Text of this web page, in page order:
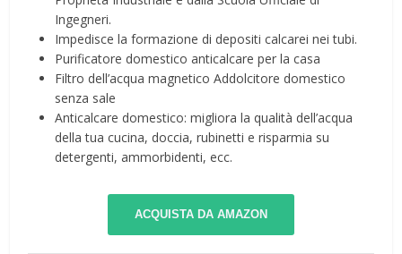
Ingegneri.
Impedisce la formazione di depositi calcarei nei tubi.
Purificatore domestico anticalcare per la casa
Filtro dell’acqua magnetico Addolcitore domestico
senza sale
Anticalcare domestico: migliora la qualità dell’acqua
della tua cucina, doccia, rubinetti e risparmia su
detergenti, ammorbidenti, ecc.
ACQUISTA DA AMAZON